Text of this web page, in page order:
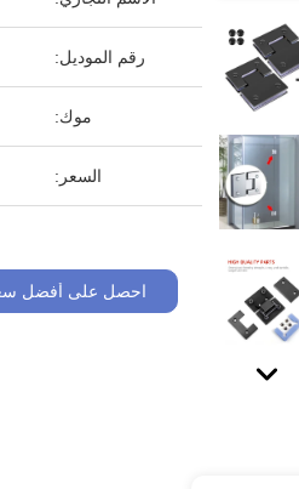
رقم الموديل:
موك:
السعر:
احصل على أفضل